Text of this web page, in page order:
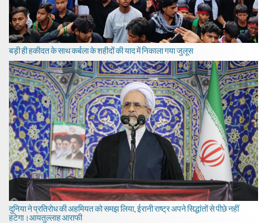
बड़ी ही हकीदत के साथ कर्बला के शहीदों की याद में निकाला गया जुलूस
दुनिया ने प्रतिरोध की अहमियत को समझ लिया, ईरानी राष्ट्र अपने सिद्धांतों से पीछे नहीं
हटेगा।आयतुल्लाह आराफी